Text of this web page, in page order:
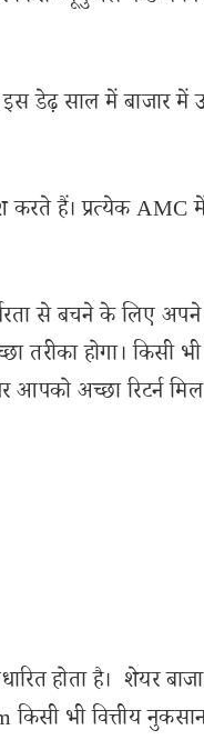
साल में बाजार में
हैं। प्रत्येक
से बचने के लिए अपने
तरीका होगा। किसी
आपको अच्छा रिटर्न
होता है। शेयर
भी वित्तीय